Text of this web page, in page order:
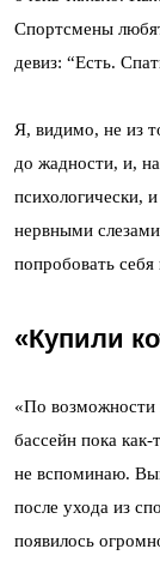
Спортсмены
девиз: “Есть.
Я, видимо, не из
до жадности, и,
психологически,
нервными
попробовать
«Купили
«По возможности
бассейн пока
не вспоминаю.
после ухода из
появилось